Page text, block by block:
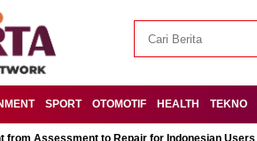
SPORT OTOMOTIF HEALTH TEKNO
from Assessment to Repair for Indonesian Users